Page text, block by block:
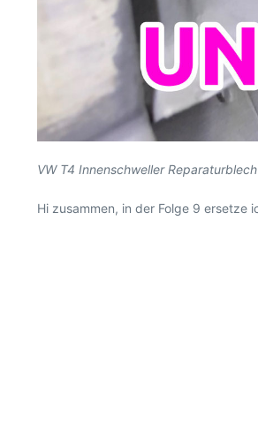
VW T4 Innenschweller
Hi zusammen, in der Folge 9 ersetze